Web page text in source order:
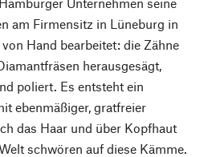
am Firmensitz in Lüneburg in
Hand bearbeitet: die Zähne
herausgesägt,
poliert. Es entsteht ein
ebenmäßiger, gratfreier
das Haar und über Kopfhaut
schwören auf diese Kämme.